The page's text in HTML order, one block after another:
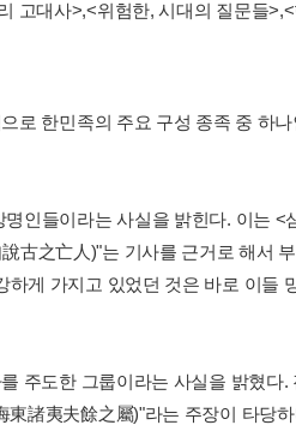
고대사>,<위험한, 시대의 질문들>,
로 한민족의 주요 구성 종족 중 하
인들이라는 사실을 밝힌다. 이는 <
古之亡人)"는 기사를 근거로 해서
게 가지고 있었던 것은 바로 이들
주도한 그룹이라는 사실을 밝혔다.
諸夷夫餘之屬)"라는 주장이 타당